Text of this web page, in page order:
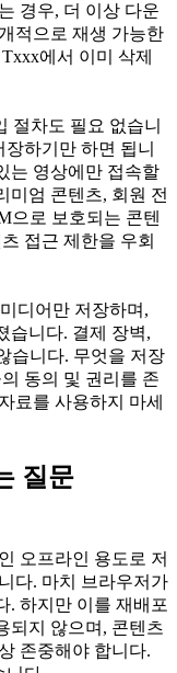
경우, 더 이상 다운
적으로 재생 가능한
에서 이미 삭제
절차도 필요 없습니
하기만 하면 됩니
는 영상에만 접속할
미엄 콘텐츠, 회원 전
으로 보호되는 콘텐
접근 제한을 우회
디어만 저장하며,
습니다. 결제 장벽,
습니다. 무엇을 저장
동의 및 권리를 존
료를 사용하지 마세
질문
오프라인 용도로 저
다. 마치 브라우저가
. 하지만 이를 재배포
되지 않으며, 콘텐츠
존중해야 합니다.